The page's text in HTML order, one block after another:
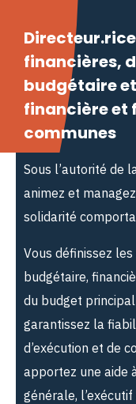
financières,
budgétaire
financière et
communes
Sous l’autorité de
animez et
solidarité
Vous définissez
budgétaire,
du budget
garantissez la
d’exécution et de
apportez une aide
générale,